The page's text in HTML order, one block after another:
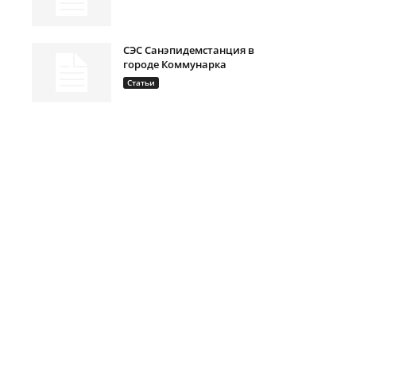
СЭС Санэпидемстанция в
городе Коммунарка
Статьи